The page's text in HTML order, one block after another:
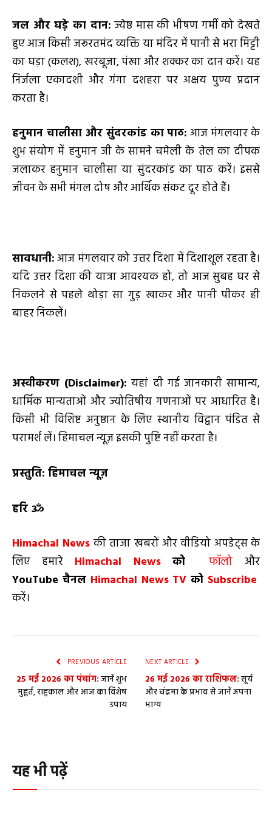
जल और घड़े का दान: ज्येष्ठ मास की भीषण गर्मी को देखते
हुए आज किसी जरूरतमंद व्यक्ति या मंदिर में पानी से भरा मिट्टी
का घड़ा (कलश), खरबूजा, पंखा और शक्कर का दान करें। यह
निर्जला एकादशी और गंगा दशहरा पर अक्षय पुण्य प्रदान
करता है।
हनुमान चालीसा और सुंदरकांड का पाठ: आज मंगलवार के
शुभ संयोग में हनुमान जी के सामने चमेली के तेल का दीपक
जलाकर हनुमान चालीसा या सुंदरकांड का पाठ करें। इससे
जीवन के सभी मंगल दोष और आर्थिक संकट दूर होते हैं।
सावधानी:आज मंगलवार को उत्तर दिशा में दिशाशूल रहता है।
यदि उत्तर दिशा की यात्रा आवश्यक हो, तो आज सुबह घर से
निकलने से पहले थोड़ा सा गुड़ खाकर और पानी पीकर ही
बाहर निकलें।
अस्वीकरण (Disclaimer): यहां दी गई जानकारी सामान्य,
धार्मिक मान्यताओं और ज्योतिषीय गणनाओं पर आधारित है।
किसी भी विशिष्ट अनुष्ठान के लिए स्थानीय विद्वान पंडित से
परामर्श लें। हिमाचल न्यूज़ इसकी पुष्टि नहीं करता है।
प्रस्तुति: हिमाचल न्यूज़
हरि ॐ
Himachal News की ताजा खबरों और वीडियो अपडेट्स के
लिए हमारे Himachal News को फॉलो
और
YouTube चैनल Himachal News TVको Subscribe
करें।
PREVIOUS ARTICLE
25 मई 2026 का पंचांग:जानें शुभ
मुहूर्त, राहुकाल और आज का विशेष
उपाय
NEXT ARTICLE
26 मई 2026 का राशिफल:सूर्य
और चंद्रमा के प्रभाव से जानें अपना
भाग्य
यह भी पढ़ें